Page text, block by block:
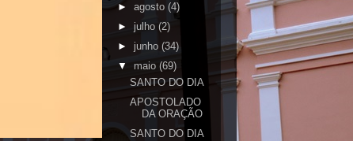
► agosto (4)
► julho (2)
► junho (34)
▼ maio (69)
SANTO DO DIA
APOSTOLADO
DA ORAÇÃO
SANTO DO DIA